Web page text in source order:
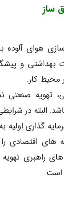
ساز
هوای آلوده
بهداشتی و
محیط کار.
تهویه صنعتی
البته در
گذاری اولیه
های اقتصادی
راهبری
است.